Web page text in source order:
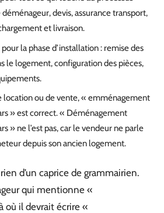
devis, assurance transport,
et livraison.
pour la phase d’installation : remise des
le logement, configuration des pièces,
location ou de vente, « emménagement
» est correct. « Déménagement
» ne l’est pas, car le vendeur ne parle
depuis son ancien logement.
d’un caprice de grammairien.
qui mentionne «
où il devrait écrire «